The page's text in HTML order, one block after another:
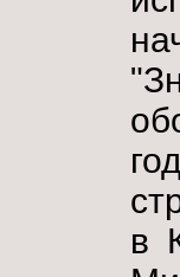
в